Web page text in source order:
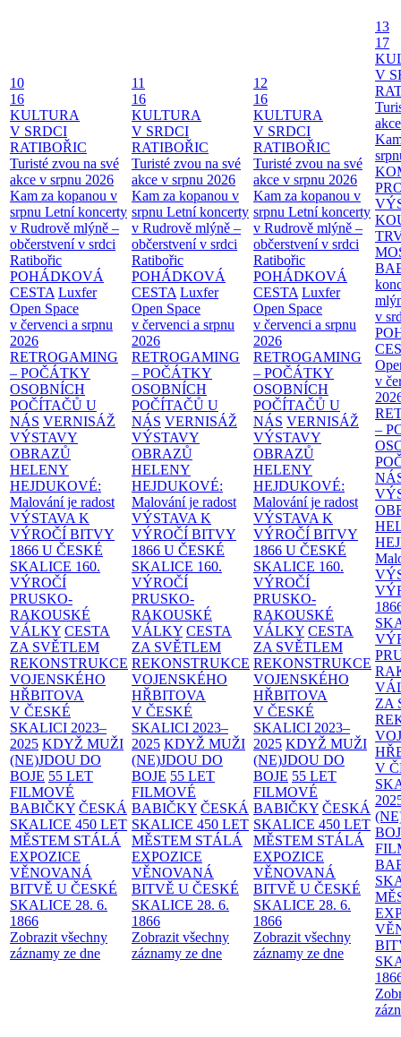
10
16
KULTURA
V SRDCI
RATIBOŘIC
Turisté zvou na své
akce v srpnu 2026
Kam za kopanou v
srpnu Letní koncerty
v Rudrově mlýně –
občerstvení v srdci
Ratibořic
POHÁDKOVÁ
CESTA Luxfer
Open Space
v červenci a srpnu
2026
RETROGAMING
– POČÁTKY
OSOBNÍCH
POČÍTAČŮ U
NÁS VERNISÁŽ
VÝSTAVY
OBRAZŮ
HELENY
HEJDUKOVÉ:
Malování je radost
VÝSTAVA K
VÝROČÍ BITVY
1866 U ČESKÉ
SKALICE 160.
VÝROČÍ
PRUSKO-
RAKOUSKÉ
VÁLKY CESTA
ZA SVĚTLEM
REKONSTRUKCE
VOJENSKÉHO
HŘBITOVA
V ČESKÉ
SKALICI 2023–
2025 KDYŽ MUŽI
(NE)JDOU DO
BOJE 55 LET
FILMOVÉ
BABIČKY ČESKÁ
SKALICE 450 LET
MĚSTEM STÁLÁ
EXPOZICE
VĚNOVANÁ
BITVĚ U ČESKÉ
SKALICE 28. 6.
1866
Zobrazit všechny
záznamy ze dne
11
16
KULTURA
V SRDCI
RATIBOŘIC
Turisté zvou na své
akce v srpnu 2026
Kam za kopanou v
srpnu Letní koncerty
v Rudrově mlýně –
občerstvení v srdci
Ratibořic
POHÁDKOVÁ
CESTA Luxfer
Open Space
v červenci a srpnu
2026
RETROGAMING
– POČÁTKY
OSOBNÍCH
POČÍTAČŮ U
NÁS VERNISÁŽ
VÝSTAVY
OBRAZŮ
HELENY
HEJDUKOVÉ:
Malování je radost
VÝSTAVA K
VÝROČÍ BITVY
1866 U ČESKÉ
SKALICE 160.
VÝROČÍ
PRUSKO-
RAKOUSKÉ
VÁLKY CESTA
ZA SVĚTLEM
REKONSTRUKCE
VOJENSKÉHO
HŘBITOVA
V ČESKÉ
SKALICI 2023–
2025 KDYŽ MUŽI
(NE)JDOU DO
BOJE 55 LET
FILMOVÉ
BABIČKY ČESKÁ
SKALICE 450 LET
MĚSTEM STÁLÁ
EXPOZICE
VĚNOVANÁ
BITVĚ U ČESKÉ
SKALICE 28. 6.
1866
Zobrazit všechny
záznamy ze dne
12
16
KULTURA
V SRDCI
RATIBOŘIC
Turisté zvou na své
akce v srpnu 2026
Kam za kopanou v
srpnu Letní koncerty
v Rudrově mlýně –
občerstvení v srdci
Ratibořic
POHÁDKOVÁ
CESTA Luxfer
Open Space
v červenci a srpnu
2026
RETROGAMING
– POČÁTKY
OSOBNÍCH
POČÍTAČŮ U
NÁS VERNISÁŽ
VÝSTAVY
OBRAZŮ
HELENY
HEJDUKOVÉ:
Malování je radost
VÝSTAVA K
VÝROČÍ BITVY
1866 U ČESKÉ
SKALICE 160.
VÝROČÍ
PRUSKO-
RAKOUSKÉ
VÁLKY CESTA
ZA SVĚTLEM
REKONSTRUKCE
VOJENSKÉHO
HŘBITOVA
V ČESKÉ
SKALICI 2023–
2025 KDYŽ MUŽI
(NE)JDOU DO
BOJE 55 LET
FILMOVÉ
BABIČKY ČESKÁ
SKALICE 450 LET
MĚSTEM STÁLÁ
EXPOZICE
VĚNOVANÁ
BITVĚ U ČESKÉ
SKALICE 28. 6.
1866
Zobrazit všechny
záznamy ze dne
13
17
V
v
v
–
ZA
V